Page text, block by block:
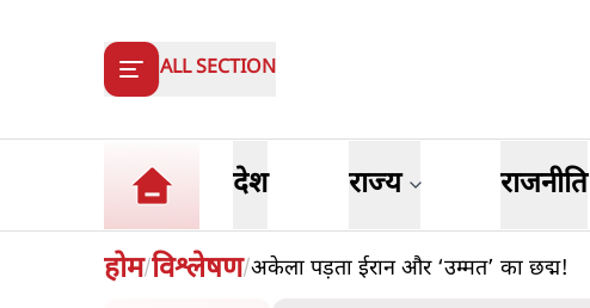
ALL SECTION
देश राज्य राजनीति
होम/विश्लेषण/अकेला पड़ता ईरान और ‘उम्मत’ का छद्म!